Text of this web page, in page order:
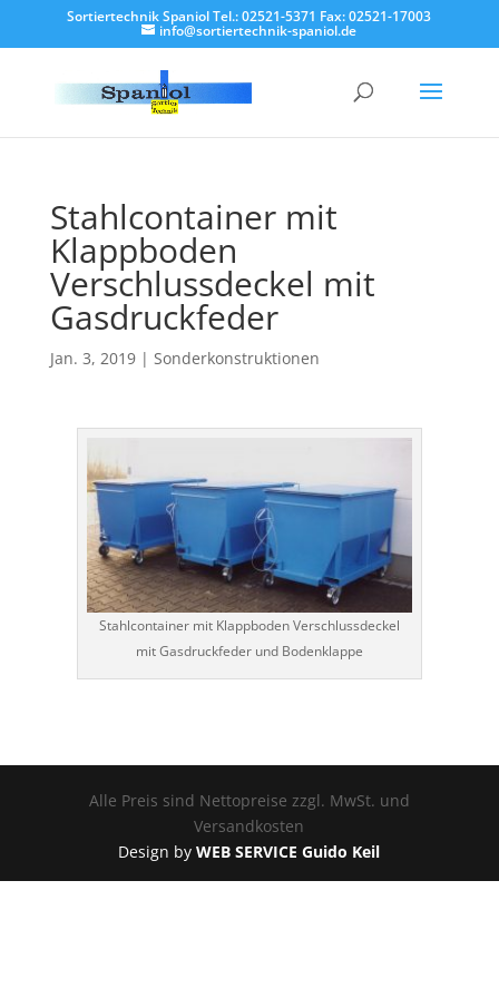
Sortiertechnik Spaniol Tel.: 02521-5371 Fax: 02521-17003
info@sortiertechnik-spaniol.de
Stahlcontainer mit
Klappboden
Verschlussdeckel mit
Gasdruckfeder
Jan. 3, 2019| Sonderkonstruktionen
Stahlcontainer mit Klappboden Verschlussdeckel
mit Gasdruckfeder und Bodenklappe
Alle Preis sind Nettopreise zzgl. MwSt. und
Versandkosten
Design byWEB SERVICE Guido Keil